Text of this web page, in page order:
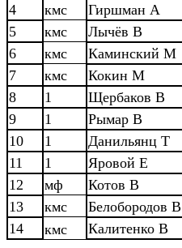
4
кмс Гиршман А
5
кмс Лычёв В
6
кмс Каминский М
7
кмс Кокин М
8
1 Щербаков В
9
1 Рымар В
10
1 Данильянц Т
11
1 Яровой Е
12
мф Котов В
13
кмс Белобородов В
14
кмс Калитенко В